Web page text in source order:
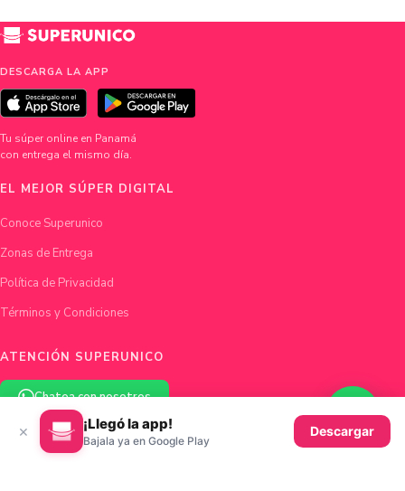
DESCARGA LA APP
Tu súper online en Panamá
con entrega el mismo día.
EL MEJOR SÚPER DIGITAL
Conoce Superunico
Zonas de Entrega
Política de Privacidad
Términos y Condiciones
ATENCIÓN SUPERUNICO
Chatea con nosotros
hola@superunico.com
× ¡Llegó la app!
Bajala ya en Google Play
Descargar